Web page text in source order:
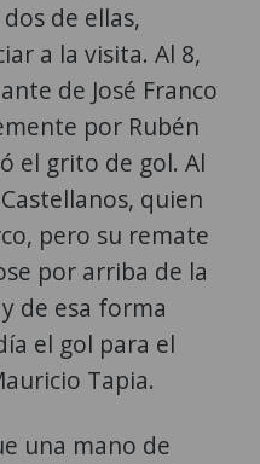
de ellas,
a la visita. Al 8,
de José Franco
por Rubén
el grito de gol. Al
quien
pero su remate
por arriba de la
de esa forma
el gol para el
Tapia.
una mano de